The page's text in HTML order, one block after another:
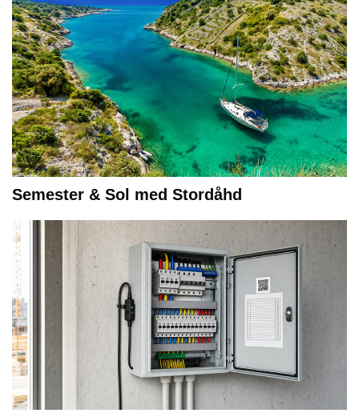
Semester & Sol med Stordåhd